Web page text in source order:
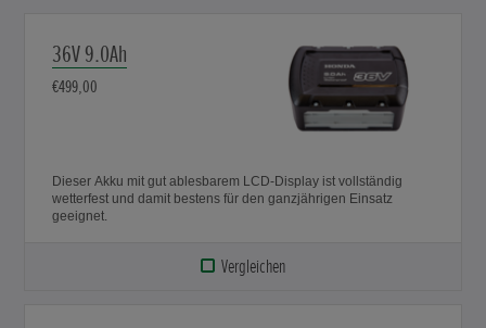
36V 9.0Ah
€499,00
Dieser Akku mit gut ablesbarem LCD-Display ist vollständig
wetterfest und damit bestens für den ganzjährigen Einsatz
geeignet.
Vergleichen